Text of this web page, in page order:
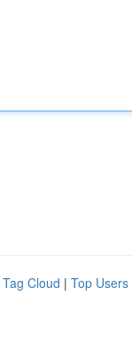
Tag Cloud | Top Users